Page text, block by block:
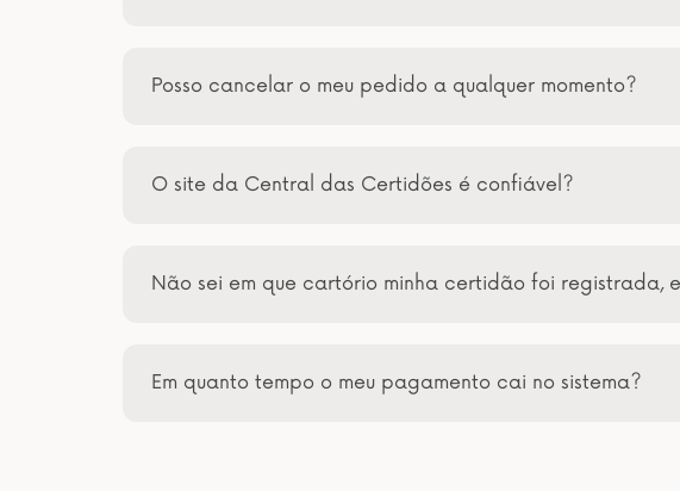
Posso cancelar o meu pedido a qualquer momento?
O site da Central das Certidões é confiável?
Não sei em que cartório minha certidão foi registrada,
Em quanto tempo o meu pagamento cai no sistema?